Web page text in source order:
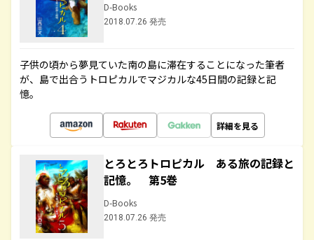
D-Books
2018.07.26 発売
子供の頃から夢見ていた南の島に滞在することになった筆者
が、島で出合うトロピカルでマジカルな45日間の記録と記
憶。
詳細を見る
とろとろトロピカル ある旅の記録と
記憶。 第5巻
D-Books
2018.07.26 発売